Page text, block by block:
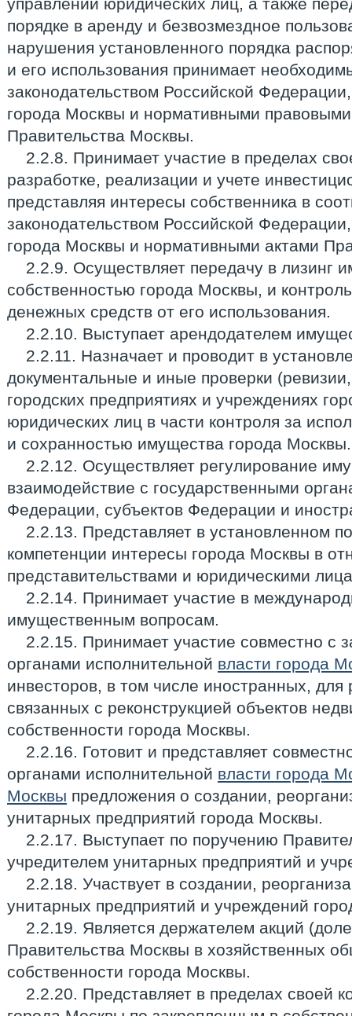
порядке в аренду и безвозмездное
нарушения установленного порядка
и его использования принимает
законодательством Российской
города Москвы и нормативными
Правительства Москвы.
2.2.8. Принимает участие в пределах
разработке, реализации и учете
представляя интересы собственника в
законодательством Российской
города Москвы и нормативными актами
2.2.9. Осуществляет передачу в лизинг
собственностью города Москвы, и
денежных средств от его использования.
2.2.10. Выступает арендодателем
2.2.11. Назначает и проводит в
документальные и иные проверки
городских предприятиях и учреждениях
юридических лиц в части контроля за
и сохранностью имущества города Москвы.
2.2.12. Осуществляет регулирование
взаимодействие с государственными
Федерации, субъектов Федерации и
2.2.13. Представляет в установленном
компетенции интересы города Москвы в
представительствами и юридическими
2.2.14. Принимает участие в
имущественным вопросам.
2.2.15. Принимает участие совместно с
органами исполнительной власти города
инвесторов, в том числе иностранных, для
связанных с реконструкцией объектов
собственности города Москвы.
2.2.16. Готовит и представляет
органами исполнительной власти города
Москвы предложения о создании,
унитарных предприятий города Москвы.
2.2.17. Выступает по поручению
учредителем унитарных предприятий и
2.2.18. Участвует в создании,
унитарных предприятий и учреждений
2.2.19. Является держателем акций
Правительства Москвы в хозяйственных
собственности города Москвы.
2.2.20. Представляет в пределах своей